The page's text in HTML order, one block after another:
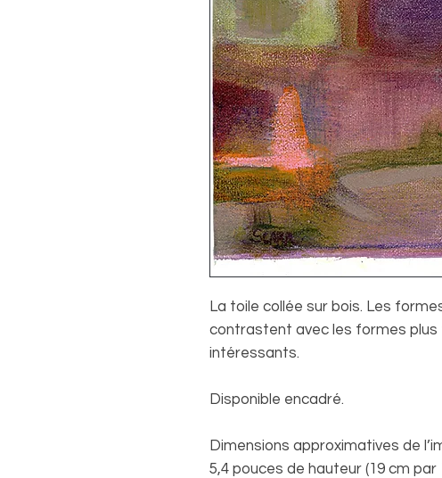
La toile collée sur bois. Les
contrastent avec les formes
intéressants.
Disponible encadré.
Dimensions approximatives de
5,4 pouces de hauteur (19 cm par